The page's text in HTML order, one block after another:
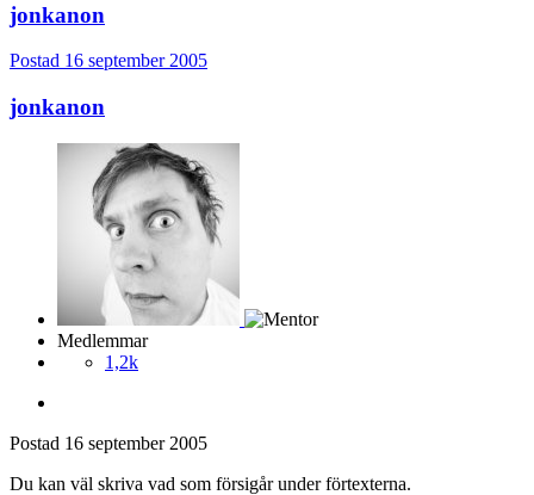
jonkanon
Postad 16 september 2005
jonkanon
Medlemmar
1,2k
Postad 16 september 2005
Du kan väl skriva vad som försigår under förtexterna.